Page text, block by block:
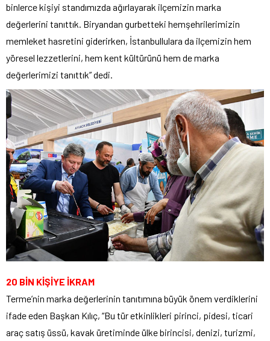
binlerce kişiyi standımızda ağırlayarak ilçemizin marka
değerlerini tanıttık. Biryandan gurbetteki hemşehrilerimizin
memleket hasretini giderirken, İstanbullulara da ilçemizin hem
yöresel lezzetlerini, hem kent kültürünü hem de marka
değerlerimizi tanıttık” dedi.
20 BİN KİŞİYE İKRAM
Terme’nin marka değerlerinin tanıtımına büyük önem verdiklerini
ifade eden Başkan Kılıç, “Bu tür etkinlikleri pirinci, pidesi, ticari
araç satış üssü, kavak üretiminde ülke birincisi, denizi, turizmi,